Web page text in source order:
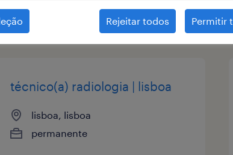
publicado em 6 agosto 2026
técnico(a) radiologia | lisboa
lisboa, lisboa
permanente
Rejeitar todos Permitir